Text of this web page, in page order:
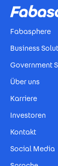
Fabasphere
Business
Government
Über uns
Karriere
Investoren
Kontakt
Social Media